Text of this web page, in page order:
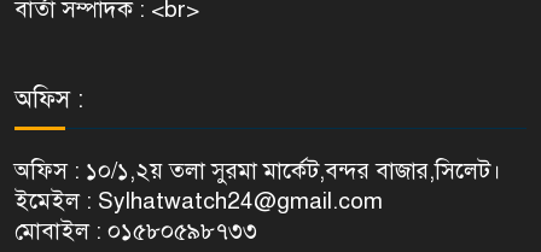
বার্তা সম্পাদক : <br>
অফিস :
অফিস : ১০/১,২য় তলা সুরমা মার্কেট,বন্দর বাজার,সিলেট।
ইমেইল : Sylhatwatch24@gmail.com
মোবাইল : ০১৫৮০৫৯৮৭৩৩